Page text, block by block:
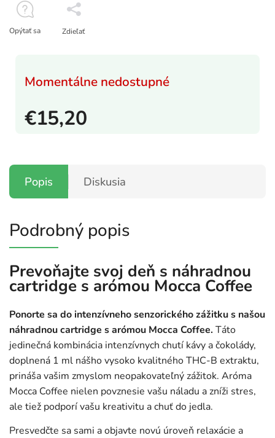
€15,20
Momentálne nedostupné
Opýtať sa Zdieľať
Popis Diskusia
Podrobný popis
Prevoňajte svoj deň s náhradnou
cartridge s arómou Mocca Coffee
Ponorte sa do intenzívneho senzorického zážitku s našou
náhradnou cartridge s arómou Mocca Coffee. Táto
jedinečná kombinácia intenzívnych chutí kávy a čokolády,
doplnená 1 ml nášho vysoko kvalitného THC-B extraktu,
prináša vašim zmyslom neopakovateľný zážitok. Aróma
Mocca Coffee nielen povznesie vašu náladu a zníži stres,
ale tiež podporí vašu kreativitu a chuť do jedla.
Presvedčte sa sami a objavte novú úroveň relaxácie a